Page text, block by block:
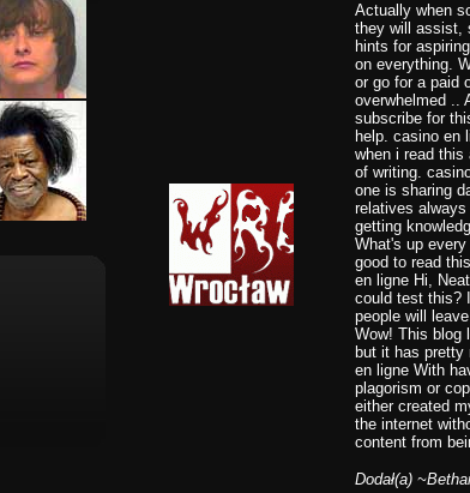
Actually when
they will assist,
hints for
on everything.
or go for a paid
overwhelmed ..
subscribe for
help. casino en
when i read
of writing.
one is sharing
relatives
getting
What's up
good to read
en ligne Hi,
could test this?
people will
Wow! This blog
but it has
en ligne With
plagorism or
either created
the internet
content from
Dodał(a)